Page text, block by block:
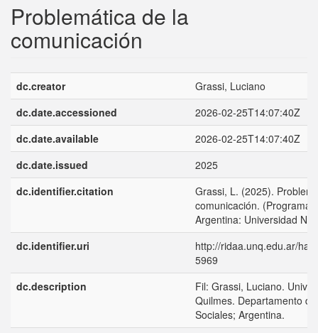
Problemática de la
comunicación
dc.creator
Grassi, Luciano
dc.date.accessioned
2026-02-25T14:07:40Z
dc.date.available
2026-02-25T14:07:40Z
dc.date.issued
2025
dc.identifier.citation
Grassi, L. (2025).
comunicación.
Argentina: Universidad
dc.identifier.uri
http://ridaa.unq.edu.ar/
5969
dc.description
Fil: Grassi, Luciano.
Quilmes. Departamento
Sociales; Argentina.